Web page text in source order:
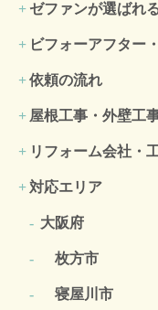
ゼファンが選ばれ
ビフォーアフター
依頼の流れ
屋根工事・外壁工
リフォーム会社・
対応エリア
大阪府
枚方市
寝屋川市